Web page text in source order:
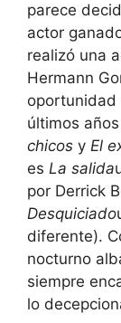
parece
actor
realizó una
Hermann
oportunidad
últimos
chicos y El
es La salida
por Derrick
Desquiciado
diferente).
nocturno
siempre
lo